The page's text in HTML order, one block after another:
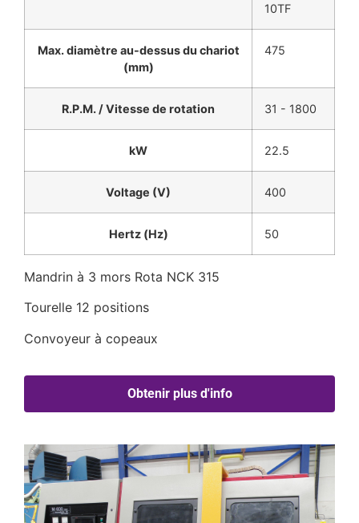
10TF
Max. diamètre au-dessus du chariot
(mm)
475
R.P.M. / Vitesse de rotation 31 - 1800
kW 22.5
Voltage (V) 400
Hertz (Hz) 50
Mandrin à 3 mors Rota NCK 315
Tourelle 12 positions
Convoyeur à copeaux
Obtenir plus d'info